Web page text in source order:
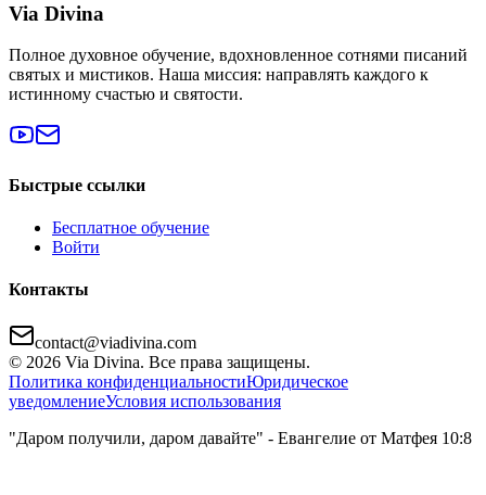
Via Divina
Полное духовное обучение, вдохновленное сотнями писаний
святых и мистиков. Наша миссия: направлять каждого к
истинному счастью и святости.
Быстрые ссылки
Бесплатное обучение
Войти
Контакты
contact@viadivina.com
© 2026 Via Divina. Все права защищены.
Политика конфиденциальностиЮридическое
уведомлениеУсловия использования
"Даром получили, даром давайте" - Евангелие от Матфея 10:8